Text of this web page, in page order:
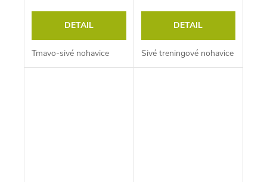
DETAIL
Tmavo-sivé nohavice
DETAIL
Sivé treningové nohavice